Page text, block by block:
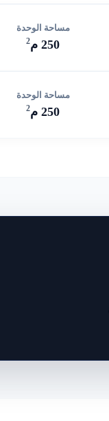
مساحة الوحدة
250 م 2
مساحة الوحدة
250 م 2